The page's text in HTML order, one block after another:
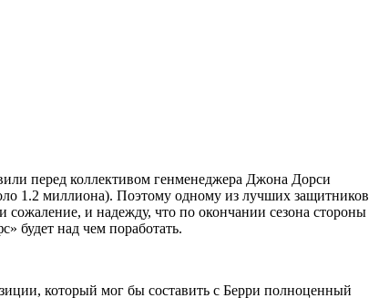
перед коллективом генменеджера Джона Дорси
1.2 миллиона). Поэтому одному из лучших защитников
и надежду, что по окончании сезона стороны
будет над чем поработать.
который мог бы составить с Берри полноценный